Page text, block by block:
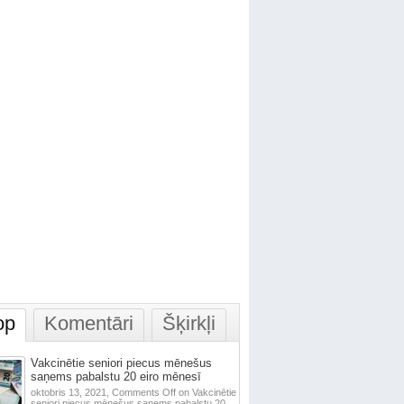
Komentāri Šķirkļi
Vakcinētie seniori piecus mēnešus
saņems pabalstu 20 eiro mēnesī
oktobris 13, 2021, Comments Offon Vakcinētie